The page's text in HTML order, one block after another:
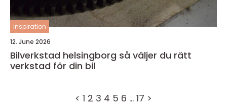
inspiration
12. June 2026
Bilverkstad helsingborg så väljer du rätt
verkstad för din bil
< 1 2 3 4 5 6 … 17 >